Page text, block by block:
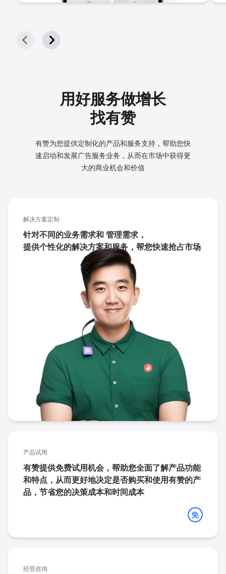
用好服务做增长
找有赞
有赞为您提供定制化的产品和服务支持，帮助您快
速启动和发展广告服务业务，从而在市场中获得更
大的商业机会和价值
解决方案定制
针对不同的业务需求和 管理需求，
提供个性化的解决方案和服务， 帮您快速抢占市场
产品试用
有赞提供免费试用机会， 帮助您全面了解产品功能
和特点，从而更好地决定是否购买和使用有赞的产
品，节省您的决策成本和时间成本
经营咨询